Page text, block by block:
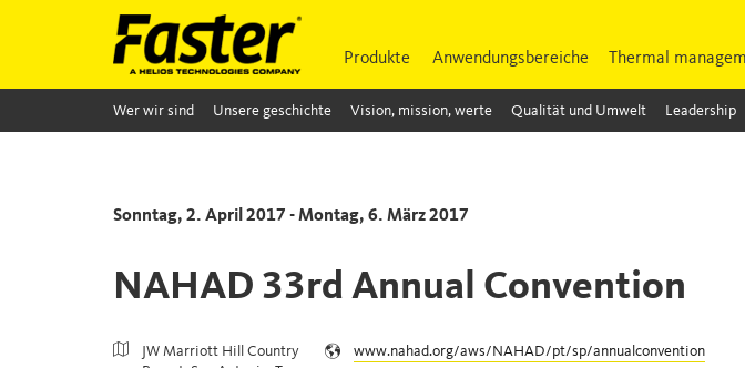
Produkte Anwendungsbereiche Thermal
Wer wir sind Unsere geschichte Vision, mission, werte Qualität und Umwelt Leadership
Sonntag, 2. April 2017 - Montag, 6. März 2017
NAHAD 33rd Annual Convention
JW Marriott Hill Country
www.nahad.org/aws/NAHAD/pt/sp/annualconvention